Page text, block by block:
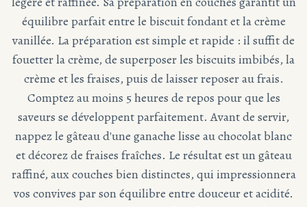
équilibre parfait entre le biscuit fondant et la crème
vanillée. La préparation est simple et rapide : il suffit de
fouetter la crème, de superposer les biscuits imbibés, la
crème et les fraises, puis de laisser reposer au frais.
Comptez au moins 5 heures de repos pour que les
saveurs se développent parfaitement. Avant de servir,
nappez le gâteau d'une ganache lisse au chocolat blanc
et décorez de fraises fraîches. Le résultat est un gâteau
raffiné, aux couches bien distinctes, qui impressionnera
vos convives par son équilibre entre douceur et acidité.